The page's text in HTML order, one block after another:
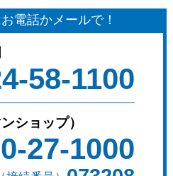
電話かメールで！
58-1100
ショップ）
27-1000